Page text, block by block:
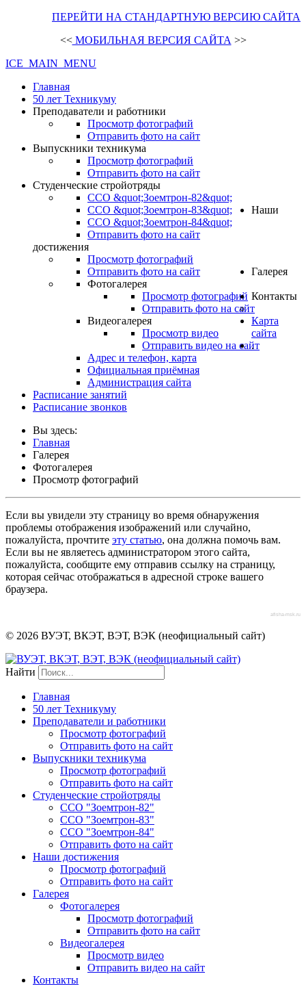
ПЕРЕЙТИ НА СТАНДАРТНУЮ ВЕРСИЮ САЙТА
<<МОБИЛЬНАЯ ВЕРСИЯ САЙТА >>
ICE_MAIN_MENU
Главная
50 лет Техникуму
Преподаватели и работники
Просмотр фотографий
Отправить фото на сайт
Выпускники техникума
Просмотр фотографий
Отправить фото на сайт
Студенческие стройотряды
ССО &quot;Зоемтрон-82&quot;
ССО &quot;Зоемтрон-83&quot;
ССО &quot;Зоемтрон-84&quot;
Отправить фото на сайт
Наши
достижения
Просмотр фотографий
Отправить фото на сайт
Галерея
Фотогалерея
Просмотр фотографий
Отправить фото на сайт
Видеогалерея
Просмотр видео
Отправить видео на сайт
Контакты
Адрес и телефон, карта
Официальная приёмная
Администрация сайта
Карта
сайта
.
Расписание занятий
Расписание звонков
Вы здесь:
Главная
Галерея
Фотогалерея
Просмотр фотографий
Если вы увидели эту страницу во время обнаружения
проблемы отображения изображений или случайно,
пожалуйста, прочтите эту статью, она должна помочь вам.
Если вы не являетесь администратором этого сайта,
пожалуйста, сообщите ему отправив ссылку на страницу,
которая сейчас отображаться в адресной строке вашего
браузера.
afisha-msk.ru
© 2026 ВУЭТ, ВКЭТ, ВЭТ, ВЭК (неофициальный сайт)
Найти
Главная
50 лет Техникуму
Преподаватели и работники
Просмотр фотографий
Отправить фото на сайт
Выпускники техникума
Просмотр фотографий
Отправить фото на сайт
Студенческие стройотряды
ССО "Зоемтрон-82"
ССО "Зоемтрон-83"
ССО "Зоемтрон-84"
Отправить фото на сайт
Наши достижения
Просмотр фотографий
Отправить фото на сайт
Галерея
Фотогалерея
Просмотр фотографий
Отправить фото на сайт
Видеогалерея
Просмотр видео
Отправить видео на сайт
Контакты